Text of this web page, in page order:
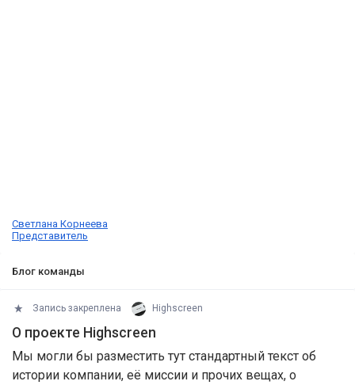
Светлана Корнеева
Представитель
Блог команды
Запись закреплена Highscreen
О проекте Highscreen
Мы могли бы разместить тут стандартный текст об
истории компании, её миссии и прочих вещах, о